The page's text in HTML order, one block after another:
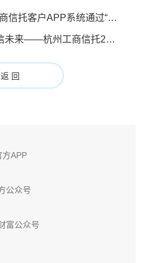
客户APP系统通过“三级等保”测评
州工商信托2023第二届家庭日顺利举行
返 回
方APP
公众号
富公众号